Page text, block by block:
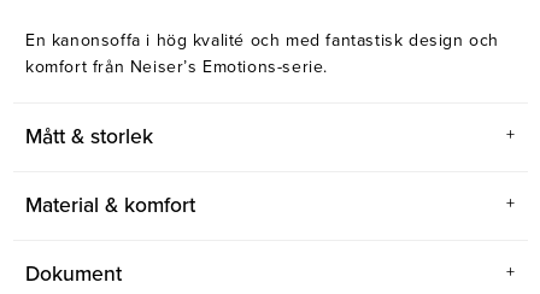
En kanonsoffa i hög kvalité och med fantastisk design och
komfort från Neiser’s Emotions-serie.
Mått & storlek
Material & komfort
Dokument